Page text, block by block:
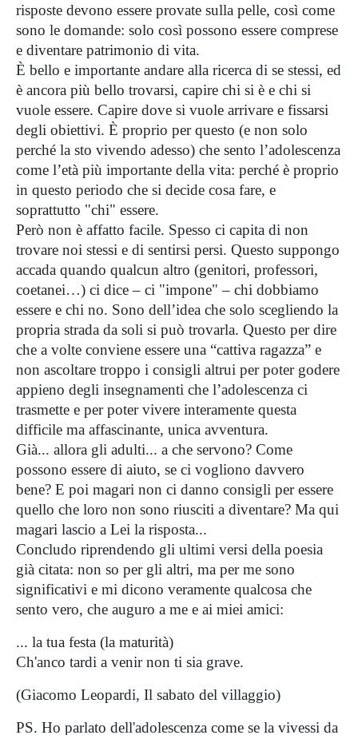
risposte devono essere provate sulla pelle, così come
sono le domande: solo così possono essere comprese
e diventare patrimonio di vita.
È bello e importante andare alla ricerca di se stessi, ed
è ancora più bello trovarsi, capire chi si è e chi si
vuole essere. Capire dove si vuole arrivare e fissarsi
degli obiettivi. È proprio per questo (e non solo
perché la sto vivendo adesso) che sento l’adolescenza
come l’età più importante della vita: perché è proprio
in questo periodo che si decide cosa fare, e
soprattutto "chi" essere.
Però non è affatto facile. Spesso ci capita di non
trovare noi stessi e di sentirsi persi. Questo suppongo
accada quando qualcun altro (genitori, professori,
coetanei…) ci dice – ci "impone" – chi dobbiamo
essere e chi no. Sono dell’idea che solo scegliendo la
propria strada da soli si può trovarla. Questo per dire
che a volte conviene essere una “cattiva ragazza” e
non ascoltare troppo i consigli altrui per poter godere
appieno degli insegnamenti che l’adolescenza ci
trasmette e per poter vivere interamente questa
difficile ma affascinante, unica avventura.
Già... allora gli adulti... a che servono? Come
possono essere di aiuto, se ci vogliono davvero
bene? E poi magari non ci danno consigli per essere
quello che loro non sono riusciti a diventare? Ma qui
magari lascio a Lei la risposta...
Concludo riprendendo gli ultimi versi della poesia
già citata: non so per gli altri, ma per me sono
significativi e mi dicono veramente qualcosa che
sento vero, che auguro a me e ai miei amici:
... la tua festa (la maturità)
Ch'anco tardi a venir non ti sia grave.
(Giacomo Leopardi, Il sabato del villaggio)
PS. Ho parlato dell'adolescenza come se la vivessi da